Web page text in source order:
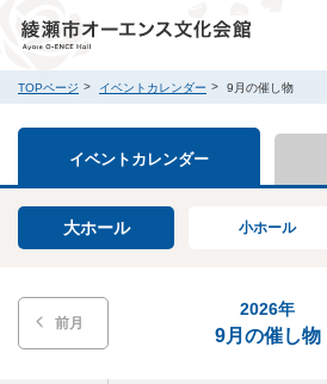
TOPページ イベントカレンダー 9月の催し物
イベントカレンダー
大ホール 小ホール
前月
2026年
9月の催し物